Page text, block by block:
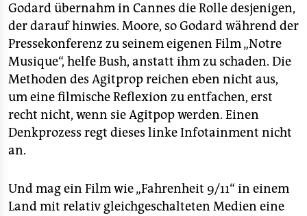
Godard übernahm in Cannes die Rolle desjenigen,
der darauf hinwies. Moore, so Godard während der
Pressekonferenz zu seinem eigenen Film „Notre
Musique“, helfe Bush, anstatt ihm zu schaden. Die
Methoden des Agitprop reichen eben nicht aus,
um eine filmische Reflexion zu entfachen, erst
recht nicht, wenn sie Agitpop werden. Einen
Denkprozess regt dieses linke Infotainment nicht
an.
Und mag ein Film wie „Fahrenheit 9/11“ in einem
Land mit relativ gleichgeschalteten Medien eine